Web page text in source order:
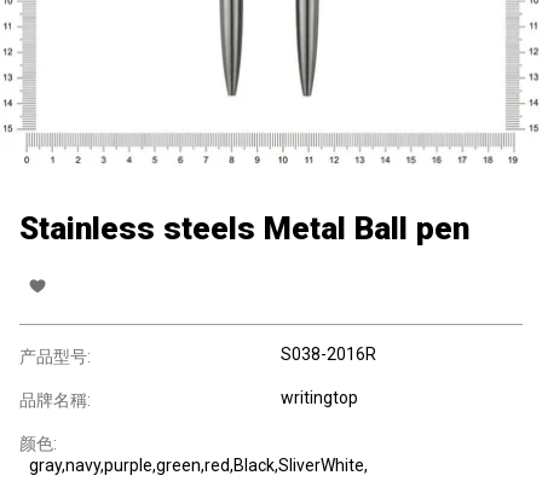
Stainless steels Metal Ball pen
产品型号: S038-2016R
品牌名稱: writingtop
颜色:
gray,navy,purple,green,red,Black,SliverWhite,